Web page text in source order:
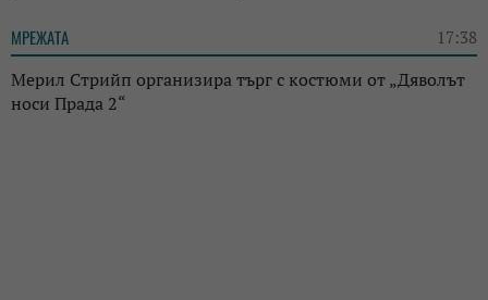
МРЕЖАТА 17:38
Мерил Стрийп организира търг с костюми от „Дяволът
носи Прада 2“